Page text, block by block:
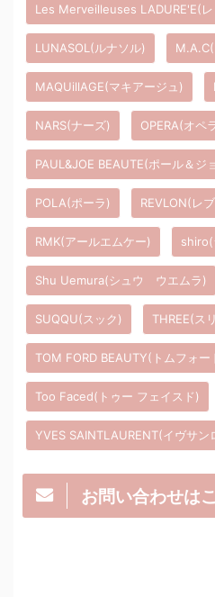
Les Merveilleuses LADURE'E(レ
LUNASOL(ルナソル)
MAQUillAGE(マキアージュ)
NARS(ナーズ) OPERA(オペ
PAUL&JOE BEAUTE(ポール＆ジ
POLA(ポーラ) REVLON(レ
RMK(アールエムケー) shiro(
Shu Uemura(シュウ ウエムラ)
SUQQU(スック) THREE(ス
TOM FORD BEAUTY(トムフォー
Too Faced(トゥー フェイスド)
YVES SAINTLAURENT(イヴサン
お問い合わせは